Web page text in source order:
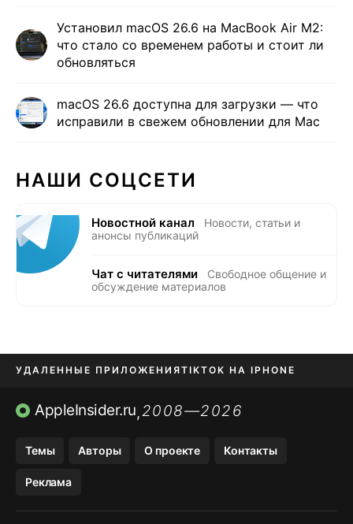
Установил macOS 26.6 на MacBook Air M2:
что стало со временем работы и стоит ли
обновляться
macOS 26.6 доступна для загрузки — что
исправили в свежем обновлении для Mac
НАШИ СОЦСЕТИ
Новостной канал
Новости, статьи и
анонсы публикаций
Чат с читателями
Свободное общение и
обсуждение материалов
УДАЛЕННЫЕ ПРИЛОЖЕНИЯTIKTOK НА IPHONE
ПРИЛОЖЕНИЯ БЕЗ APP STORE
AppleInsider.ru,2008—2026
Темы Авторы О проекте Контакты
Реклама